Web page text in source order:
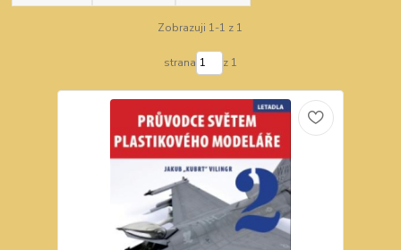
Zobrazuji 1-1 z 1
strana z 1